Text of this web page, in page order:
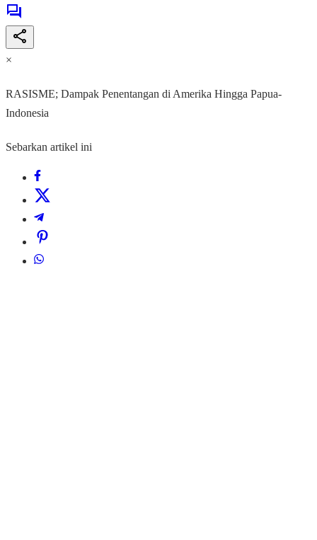
×
RASISME; Dampak Penentangan di Amerika Hingga Papua-
Indonesia
Sebarkan artikel ini